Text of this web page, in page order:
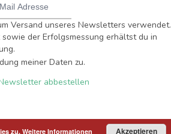
Versand unseres Newsletters verwendet.
der Erfolgsmessung erhältst du in
meiner Daten zu.
abbestellen
zu. Weitere Informationen Akzeptieren